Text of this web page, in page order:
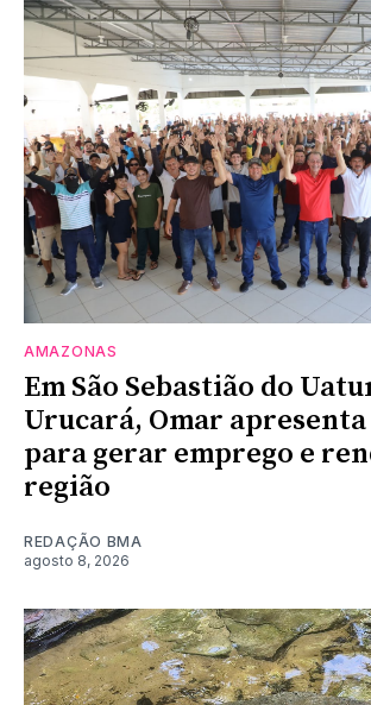
AMAZONAS
Em São Sebastião do
Urucará, Omar
para gerar emprego e
região
REDAÇÃO BMA
agosto 8, 2026